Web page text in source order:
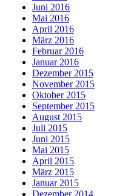
Juni 2016
Mai 2016
April 2016
März 2016
Februar 2016
Januar 2016
Dezember 2015
November 2015
Oktober 2015
September 2015
August 2015
Juli 2015
Juni 2015
Mai 2015
April 2015
März 2015
Januar 2015
Dezember 2014